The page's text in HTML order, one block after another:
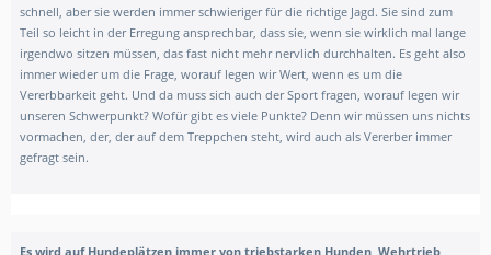
schnell, aber sie werden immer schwieriger für die richtige Jagd. Sie sind zum
Teil so leicht in der Erregung ansprechbar, dass sie, wenn sie wirklich mal lange
irgendwo sitzen müssen, das fast nicht mehr nervlich durchhalten. Es geht also
immer wieder um die Frage, worauf legen wir Wert, wenn es um die
Vererbbarkeit geht. Und da muss sich auch der Sport fragen, worauf legen wir
unseren Schwerpunkt? Wofür gibt es viele Punkte? Denn wir müssen uns nichts
vormachen, der, der auf dem Treppchen steht, wird auch als Vererber immer
gefragt sein.
Es wird auf Hundeplätzen immer von triebstarken Hunden, Wehrtrieb,